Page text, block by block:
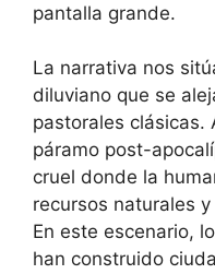
pantalla grande.
La narrativa nos
diluviano que se
pastorales clásicas.
páramo post-
cruel donde la
recursos naturales
En este escenario,
han construido